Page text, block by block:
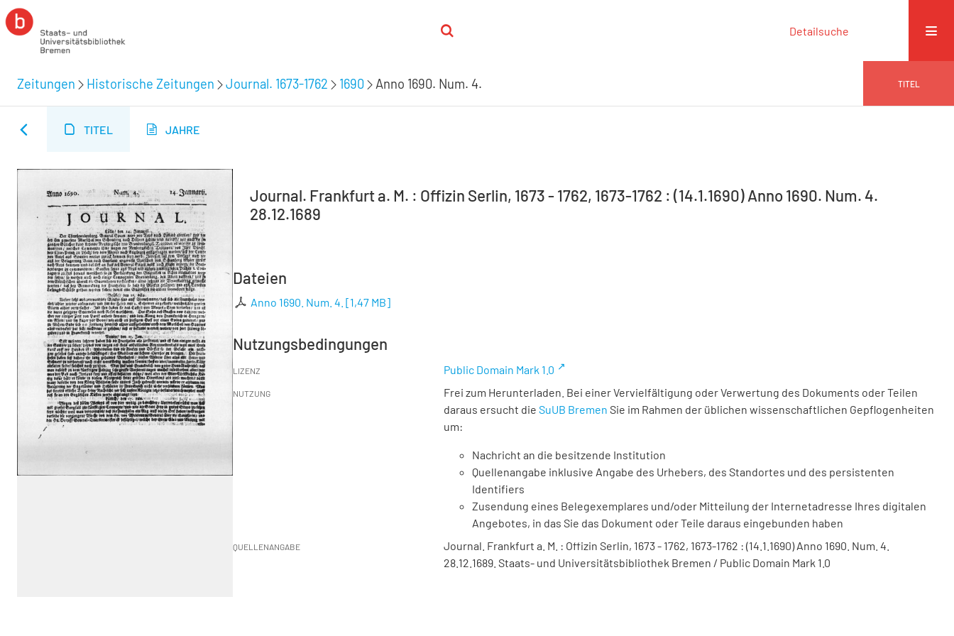
Detailsuche
Zeitungen Historische Zeitungen Journal. 1673-1762 1690 Anno 1690. Num. 4. TITEL
TITEL JAHRE
Journal. Frankfurt a. M. : Offizin Serlin, 1673 - 1762, 1673-1762 : (14.1.1690) Anno 1690. Num. 4.
28.12.1689
Dateien
Anno 1690. Num. 4. [1,47 MB]
Nutzungsbedingungen
LIZENZ Public Domain Mark 1.0
NUTZUNG
Frei zum Herunterladen. Bei einer Vervielfältigung oder Verwertung des Dokuments oder Teilen
daraus ersucht die SuUB Bremen Sie im Rahmen der üblichen wissenschaftlichen Gepflogenheiten
um:
Nachricht an die besitzende Institution
Quellenangabe inklusive Angabe des Urhebers, des Standortes und des persistenten
Identifiers
Zusendung eines Belegexemplares und/oder Mitteilung der Internetadresse Ihres digitalen
Angebotes, in das Sie das Dokument oder Teile daraus eingebunden haben
QUELLENANGABE
Journal. Frankfurt a. M. : Offizin Serlin, 1673 - 1762, 1673-1762 : (14.1.1690) Anno 1690. Num. 4.
28.12.1689. Staats- und Universitätsbibliothek Bremen / Public Domain Mark 1.0